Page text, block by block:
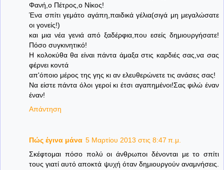
Φανή,ο Πέτρος,ο Νίκος!
Ένα σπίτι γεμάτο αγάπη,παιδικά γέλια(σιγά μη μεγαλώσατε
οι γονείς!)
και μια νέα γενιά από ξαδέρφια,που εσείς δημιουργήσατε!
Πόσο συγκινητικό!
Η κολοκύθα θα είναι πάντα άμαξα στις καρδιές σας,να σας
φέρνει κοντά
απ'όποιο μέρος της γης κι αν ελευθερώνετε τις ανάσες σας!
Να είστε πάντα όλοι γεροί κι έτσι αγαπημένοι!Σας φιλώ έναν
έναν!
Απάντηση
Πώς έγινα μάνα 5 Μαρτίου 2013 στις 8:47 π.μ.
Σκέφτομαι πόσο πολύ οι άνθρωποι δένονται με το σπίτι
τους γιατί αυτό αποκτά ψυχή όταν δημιουργούν αναμνήσεις.